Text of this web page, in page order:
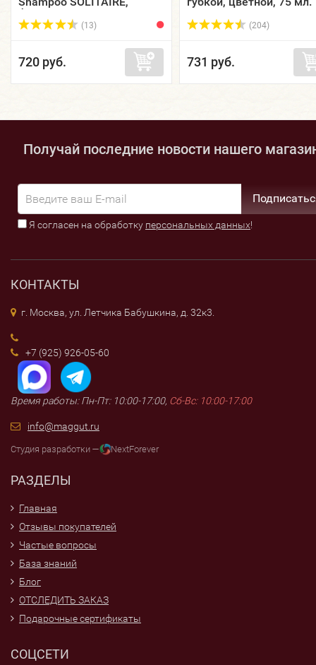
флакон, 250 мл.
(13)
720 руб.
(204)
731 руб.
Получай последние новости нашего
Я согласен на обработку персональных данных!
КОНТАКТЫ
г. Москва, ул. Летчика Бабушкина, д. 32к3.
+7 (925) 926-05-60
Время работы: Пн-Пт: 10:00-17:00, Сб-Вс: 10:00-17:00
info@maggut.ru
Студия разработки — NextForever
РАЗДЕЛЫ
Главная
Отзывы покупателей
Частые вопросы
База знаний
Блог
ОТСЛЕДИТЬ ЗАКАЗ
Подарочные сертификаты
СОЦСЕТИ